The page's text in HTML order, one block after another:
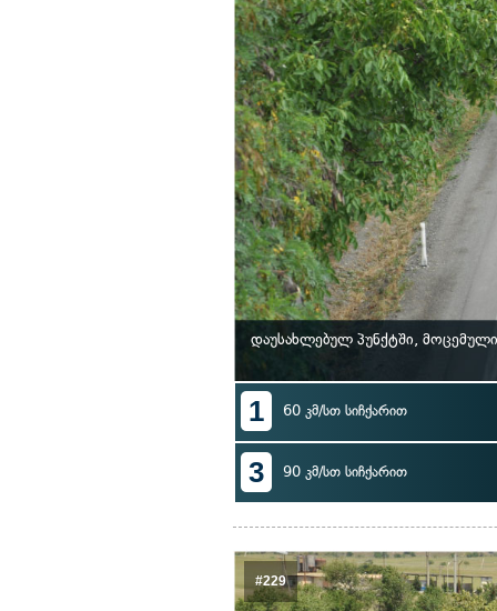
დაუსახლებულ პუნქტში,
1 60 კმ/სთ სიჩქარით
3 90 კმ/სთ სიჩქარით
#229